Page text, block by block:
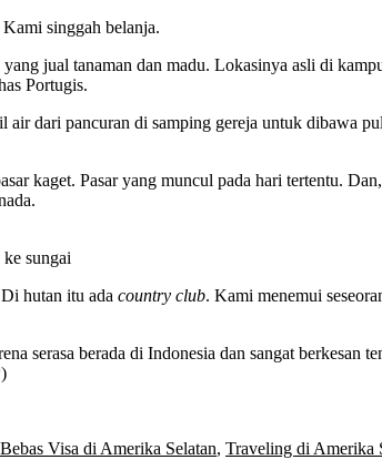
singgah belanja.
jual tanaman dan madu. Lokasinya asli di
Portugis.
air dari pancuran di samping gereja untuk dibawa
kaget. Pasar yang muncul pada hari tertentu.
sungai
hutan itu ada country club. Kami menemui
serasa berada di Indonesia dan sangat
Visa di Amerika Selatan, Traveling di Amerika